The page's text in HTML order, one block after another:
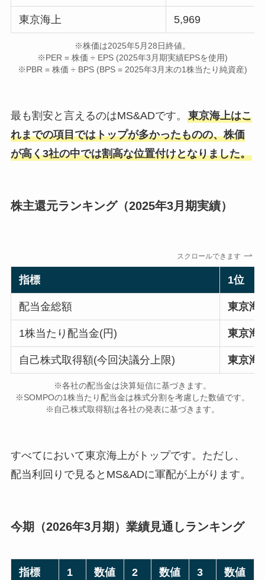
東京海上 5,969
※株価は2025年5月28日終値。
※PER = 株価 ÷ EPS (2025年3月期実績EPSを使用)
※PBR = 株価 ÷ BPS (BPS = 2025年3月末の1株当たり純資産)
最も割安と言えるのはMS&ADです。 東京海上はこ
れまでの項目ではトップが多かったものの、株価
が高く3社の中では割高な位置付けとなりました。
株主還元ランキング（2025年3月期実績）
スクロールできます
指標 1位
配当金総額 東京海
1株当たり配当金(円) 東京海
自己株式取得額(今回決議分上限) 東京海
※各社の配当金は決算短信に基づきます。
※SOMPOの1株当たり配当金は株式分割を考慮した数値です。
※自己株式取得額は各社の発表に基づきます。
すべてにおいて東京海上がトップです。ただし、
配当利回りで見ると MS&ADに軍配が上がります。
今期（2026年3月期）業績見通しランキング
指標
1
数値
2
数値
3
数値